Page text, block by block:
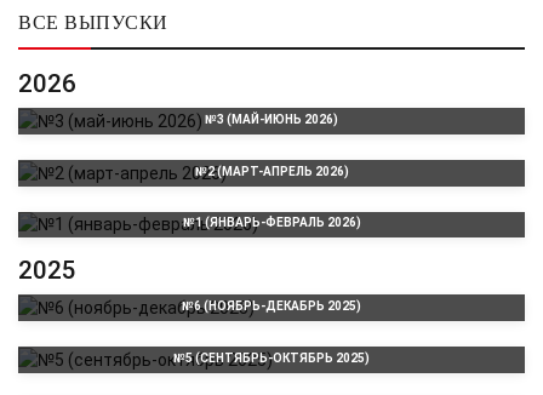
ВСЕ ВЫПУСКИ
2026
№3 (МАЙ-ИЮНЬ 2026)
№2 (МАРТ-АПРЕЛЬ 2026)
№1 (ЯНВАРЬ-ФЕВРАЛЬ 2026)
2025
№6 (НОЯБРЬ-ДЕКАБРЬ 2025)
№5 (СЕНТЯБРЬ-ОКТЯБРЬ 2025)